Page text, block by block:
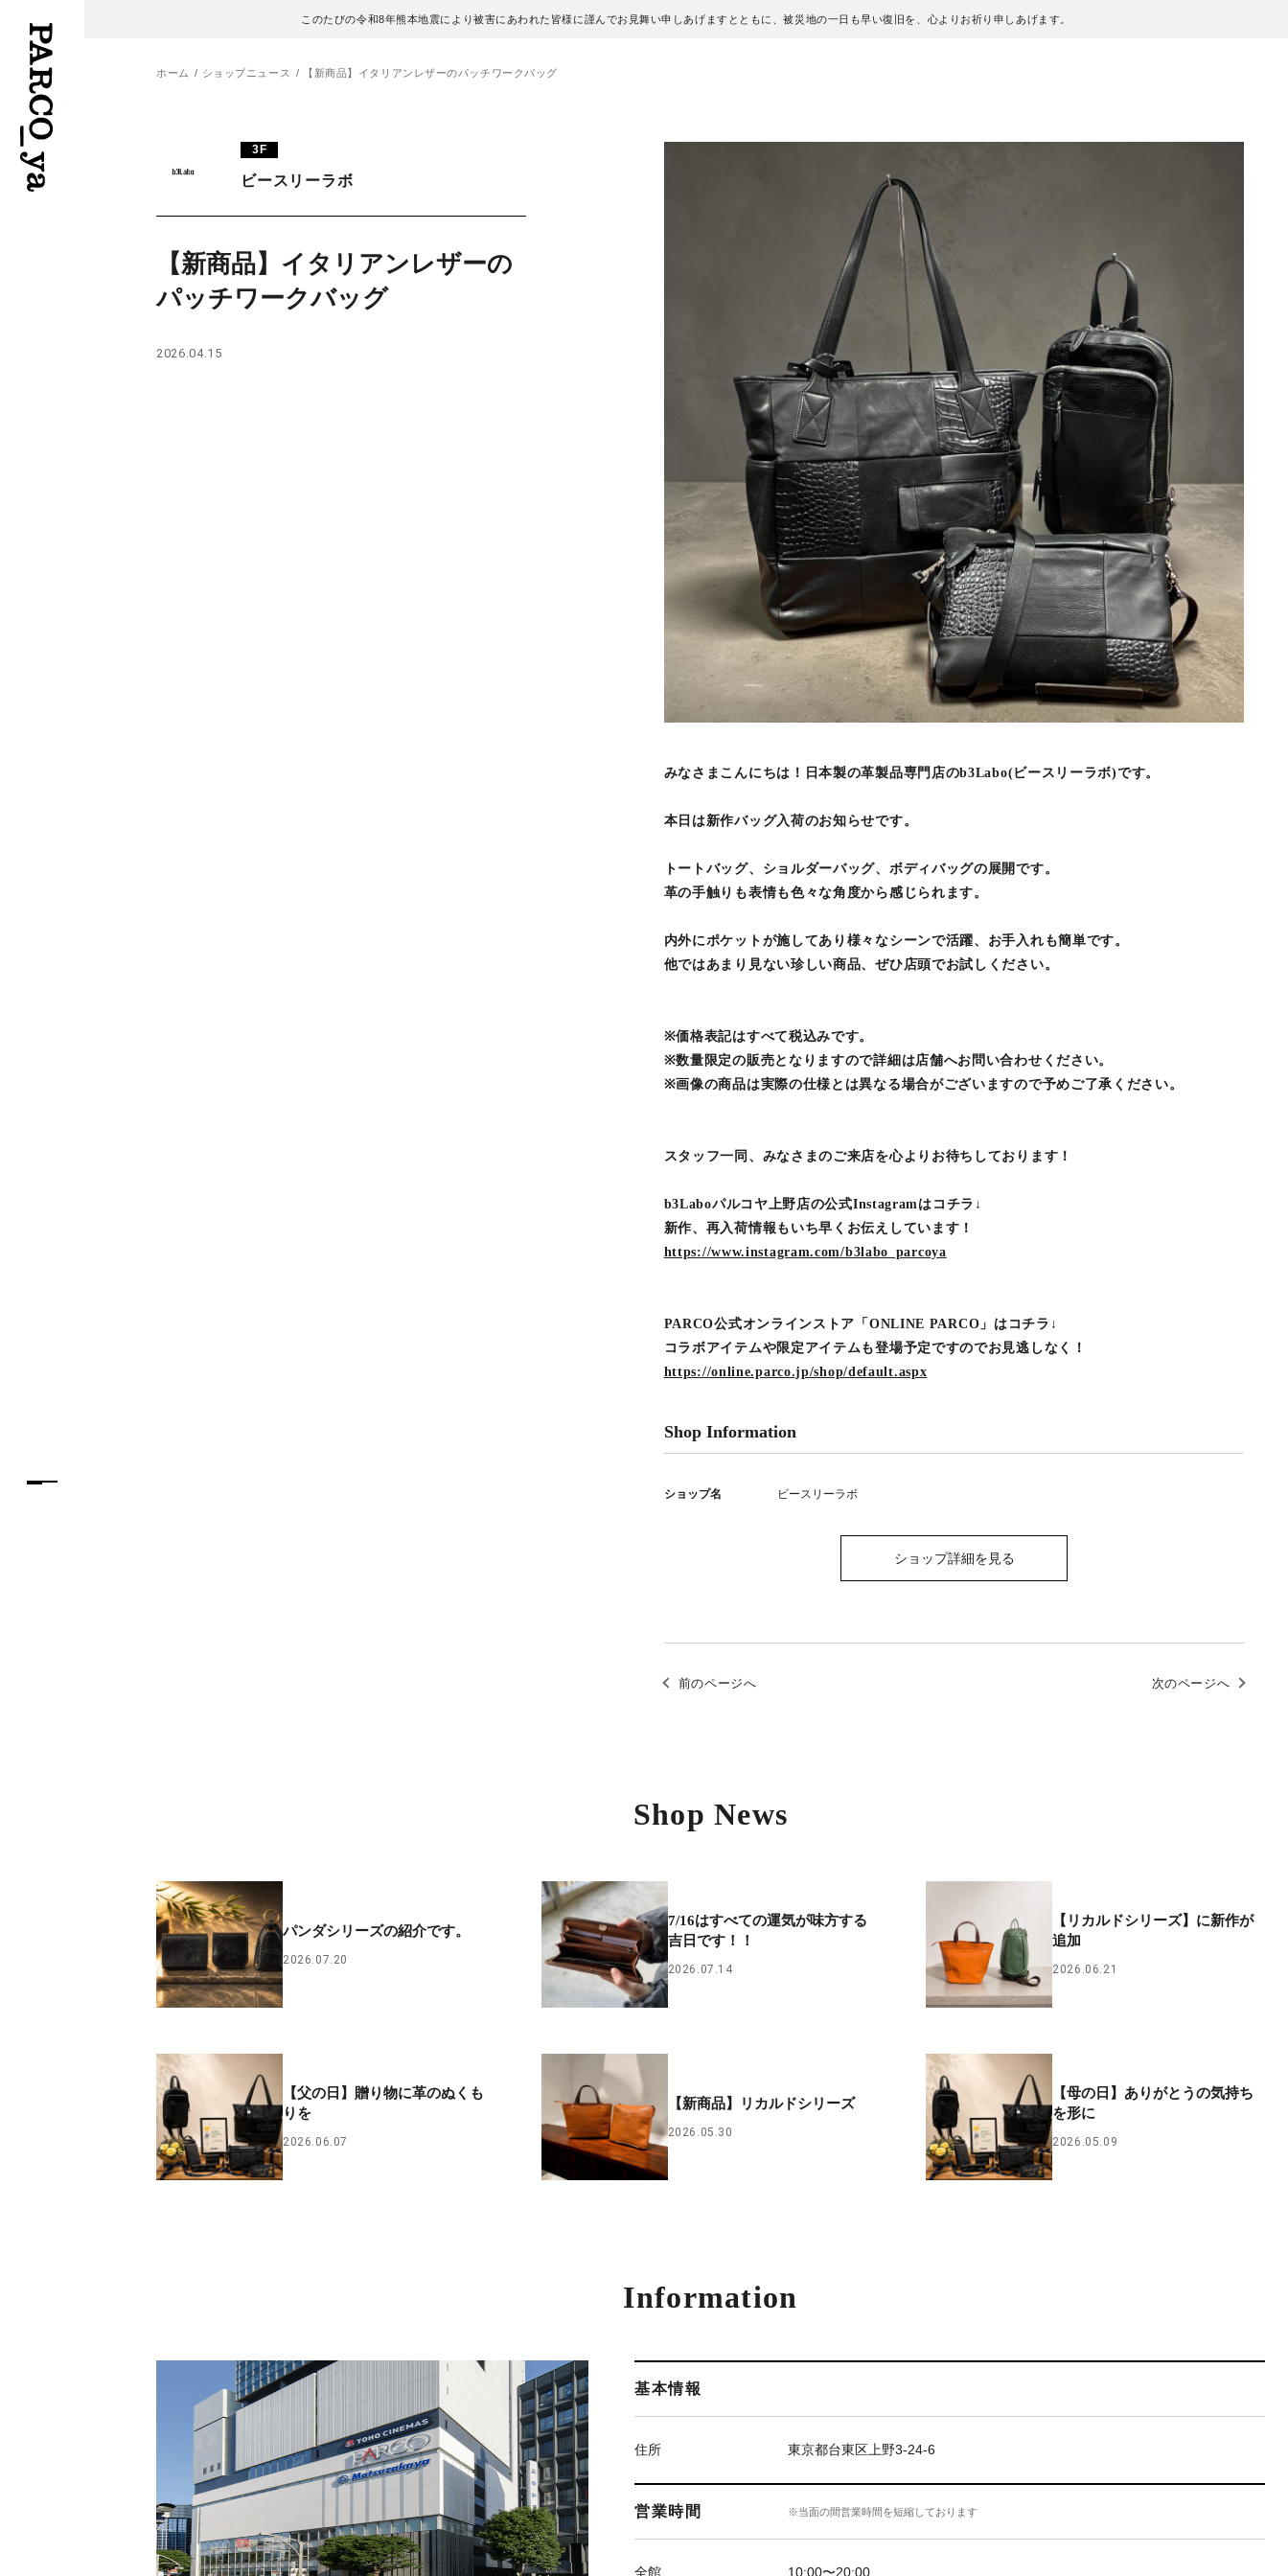
このたびの令和8年熊本地震により被害にあわれた皆様に謹んでお見舞い申しあげますとともに、被災地の一日も早い復旧を、心よりお祈り申しあげます。
ホーム ショップニュース 【新商品】イタリアンレザーのパッチワークバッグ
3F
ビースリーラボ
【新商品】イタリアンレザーの
パッチワークバッグ
2026.04.15
みなさまこんにちは！日本製の革製品専門店のb3Labo(ビースリーラボ)です。
本日は新作バッグ入荷のお知らせです。
トートバッグ、ショルダーバッグ、ボディバッグの展開です。
革の手触りも表情も色々な角度から感じられます。
内外にポケットが施してあり様々なシーンで活躍、お手入れも簡単です。
他ではあまり見ない珍しい商品、ぜひ店頭でお試しください。
※価格表記はすべて税込みです。
※数量限定の販売となりますので詳細は店舗へお問い合わせください。
※画像の商品は実際の仕様とは異なる場合がございますので予めご了承ください。
スタッフ一同、みなさまのご来店を心よりお待ちしております！
b3Laboパルコヤ上野店の公式Instagramはコチラ↓
新作、再入荷情報もいち早くお伝えしています！
https://www.instagram.com/b3labo_parcoya
PARCO公式オンラインストア「ONLINE PARCO」はコチラ↓
コラボアイテムや限定アイテムも登場予定ですのでお見逃しなく！
https://online.parco.jp/shop/default.aspx
Shop Information
ショップ名 ビースリーラボ
ショップ詳細を見る
前のページへ 次のページへ
Shop News
パンダシリーズの紹介です。
2026.07.20
7/16はすべての運気が味方する
吉日です！！
2026.07.14
【リカルドシリーズ】に新作が
追加
2026.06.21
【父の日】贈り物に革のぬくも
りを
2026.06.07
【新商品】リカルドシリーズ
2026.05.30
【母の日】ありがとうの気持ち
を形に
2026.05.09
Information
基本情報
住所 東京都台東区上野3-24-6
営業時間 ※当面の間営業時間を短縮しております
全館 10:00〜20:00